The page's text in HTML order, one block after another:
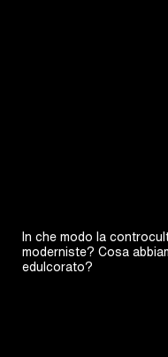
In che modo la
moderniste? Cosa
edulcorato?